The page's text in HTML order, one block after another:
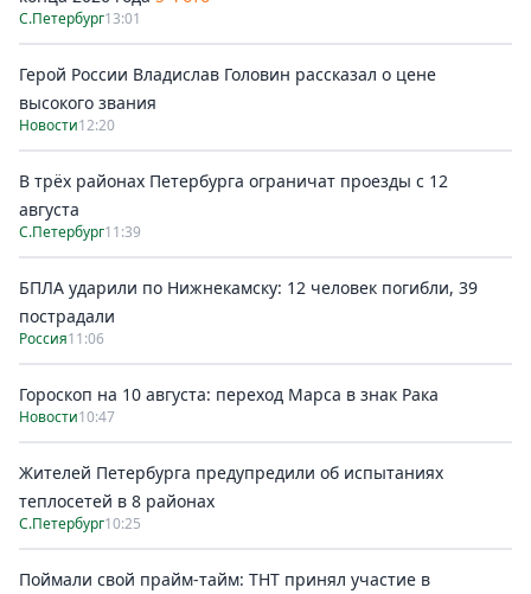
С.Петербург13:01
Герой России Владислав Головин рассказал о цене
высокого звания
Новости12:20
В трёх районах Петербурга ограничат проезды с 12
августа
С.Петербург11:39
БПЛА ударили по Нижнекамску: 12 человек погибли, 39
пострадали
Россия11:06
Гороскоп на 10 августа: переход Марса в знак Рака
Новости10:47
Жителей Петербурга предупредили об испытаниях
теплосетей в 8 районах
С.Петербург10:25
Поймали свой прайм-тайм: ТНТ принял участие в